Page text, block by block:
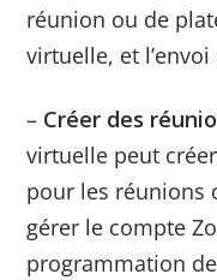
réunion ou de
virtuelle, et l’envoi
– Créer des
virtuelle peut
pour les réunions
gérer le compte
programmation